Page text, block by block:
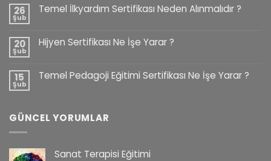
26
Şub
Temel İlkyardım Sertifikası Neden Alınmalıdır ?
20
Şub
Hijyen Sertifikası Ne İşe Yarar ?
15
Şub
Temel Pedagoji Eğitimi Sertifikası Ne İşe Yarar ?
GÜNCEL YORUMLAR
Sanat Terapisi Eğitimi